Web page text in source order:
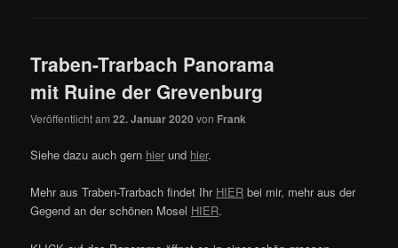
Traben-Trarbach Panorama
mit Ruine der Grevenburg
Veröffentlicht am22. Januar 2020 von Frank
Siehe dazu auch gern hier und hier.
Mehr aus Traben-Trarbach findet Ihr HIER bei mir, mehr aus der
Gegend an der schönen Mosel HIER.